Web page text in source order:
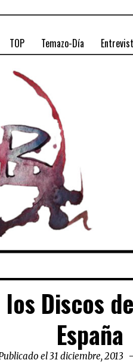
TOP Temazo-Día
Discos
España
el 31 diciembre, 2013